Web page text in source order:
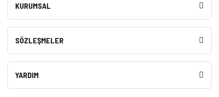
KURUMSAL
SÖZLEŞMELER
YARDIM